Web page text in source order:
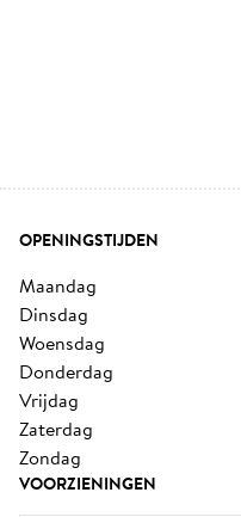
OPENINGSTIJDEN
maandag
dinsdag
woensdag
donderdag
vrijdag
zaterdag
zondag
VOORZIENINGEN